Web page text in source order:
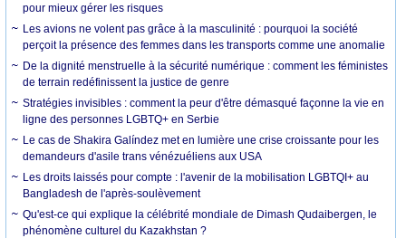
pour mieux gérer les risques
Les avions ne volent pas grâce à la masculinité : pourquoi la société
perçoit la présence des femmes dans les transports comme une anomalie
De la dignité menstruelle à la sécurité numérique : comment les féministes
de terrain redéfinissent la justice de genre
Stratégies invisibles : comment la peur d'être démasqué façonne la vie en
ligne des personnes LGBTQ+ en Serbie
Le cas de Shakira Galíndez met en lumière une crise croissante pour les
demandeurs d'asile trans vénézuéliens aux USA
Les droits laissés pour compte : l'avenir de la mobilisation LGBTQI+ au
Bangladesh de l'après-soulèvement
Qu'est-ce qui explique la célébrité mondiale de Dimash Qudaibergen, le
phénomène culturel du Kazakhstan ?